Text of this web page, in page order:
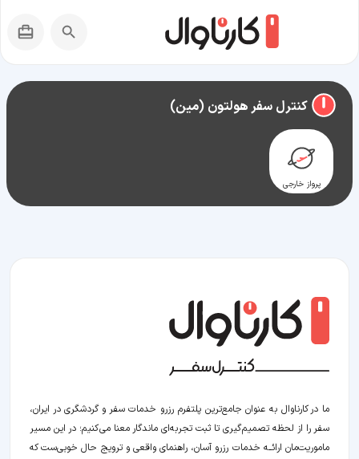
راهنمای سفر بههولتون (مین)کنترل سفر هولتون (مین)
پرواز خارجی
ما در کارناوال به عنوان جامع‌ترین پلتفرم رزرو خدمات سفر و گردشگری در ایران،
سفر را از لحظه‌ تصمیم‌گیری تا ثبت تجربه‌ای ماندگار معنا می‌کنیم؛ در این مسیر‍
ماموریت‌مان اراﺋــﻪ خدمات رزرو آسان، راهنمای واقعی و ترویج حال خوبی‌ست که